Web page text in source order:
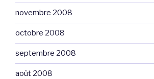
novembre 2008
octobre 2008
septembre 2008
août 2008